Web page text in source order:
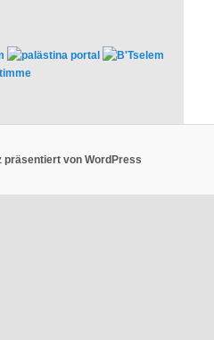
präsentiert von WordPress